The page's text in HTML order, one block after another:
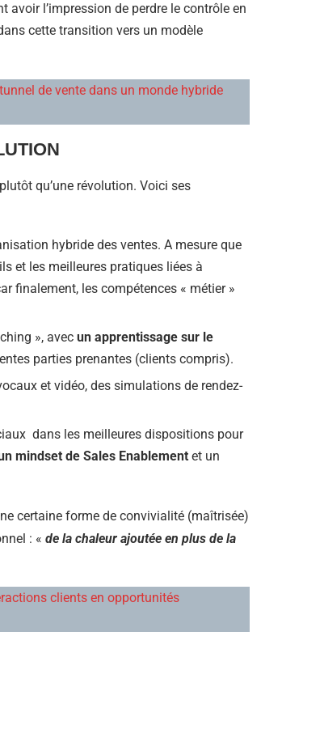
avoir l’impression de perdre le contrôle en
cette transition vers un modèle
de vente dans un monde hybride
qu’une révolution. Voici ses
hybride des ventes. A mesure que
et les meilleures pratiques liées à
finalement, les compétences « métier »
», avec un apprentissage sur le
parties prenantes (clients compris).
et vidéo, des simulations de rendez-
dans les meilleures dispositions pour
mindset de Sales Enablement et un
certaine forme de convivialité (maîtrisée)
: « de la chaleur ajoutée en plus de la
clients en opportunités